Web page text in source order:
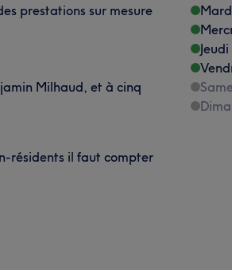
prestations sur mesure
Milhaud, et à cinq
résidents il faut compter
Jeudi